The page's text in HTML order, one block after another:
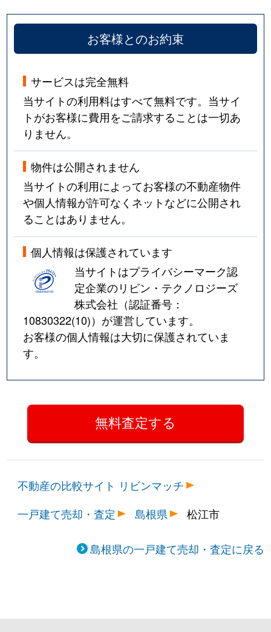
お客様とのお約束
サービスは完全無料
当サイトの利用料はすべて無料です。当サイ
トがお客様に費用をご請求することは一切あ
りません。
物件は公開されません
当サイトの利用によってお客様の不動産物件
や個人情報が許可なくネットなどに公開され
ることはありません。
個人情報は保護されています
当サイトはプライバシーマーク認
定企業のリビン・テクノロジーズ
株式会社（認証番号：
10830322(10)）が運営しています。
お客様の個人情報は大切に保護されていま
す。
不動産の比較サイト リビンマッチ
一戸建て売却・査定
島根県 松江市
島根県の一戸建て売却・査定に戻る